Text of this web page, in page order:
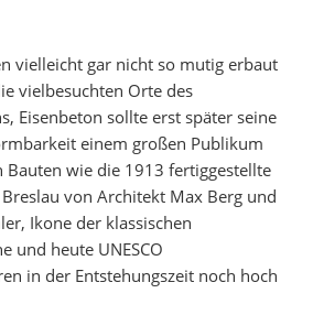
vielleicht gar nicht so mutig erbaut
vielbesuchten Orte des
Eisenbeton sollte erst später seine
einem großen Publikum
Bauten wie die 1913 fertiggestellte
von Architekt Max Berg und
Ikone der klassischen
und heute UNESCO
in der Entstehungszeit noch hoch